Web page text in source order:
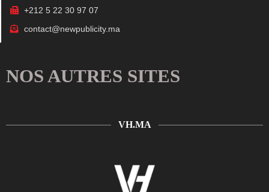
+212 5 22 30 97 07
contact@newpublicity.ma
NOS AUTRES SITES
VH.MA